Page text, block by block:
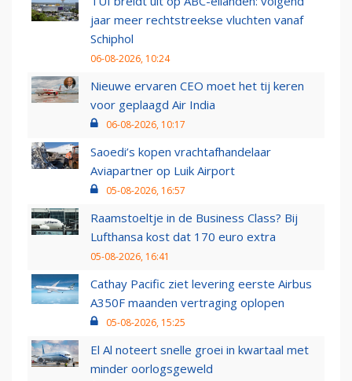
jaar meer rechtstreekse vluchten vanaf
Schiphol
06-08-2026, 10:24
Nieuwe ervaren CEO moet het tij keren
voor geplaagd Air India
06-08-2026, 10:17
Saoedi’s kopen vrachtafhandelaar
Aviapartner op Luik Airport
05-08-2026, 16:57
Raamstoeltje in de Business Class? Bij
Lufthansa kost dat 170 euro extra
05-08-2026, 16:41
Cathay Pacific ziet levering eerste Airbus
A350F maanden vertraging oplopen
05-08-2026, 15:25
El Al noteert snelle groei in kwartaal met
minder oorlogsgeweld